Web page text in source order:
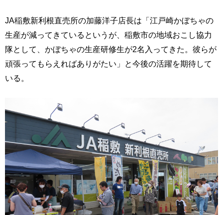
JA稲敷新利根直売所の加藤洋子店長は「江戸崎かぼちゃの
生産が減ってきているというが、稲敷市の地域おこし協力
隊として、かぼちゃの生産研修生が2名入ってきた。彼らが
頑張ってもらえればありがたい」と今後の活躍を期待して
いる。